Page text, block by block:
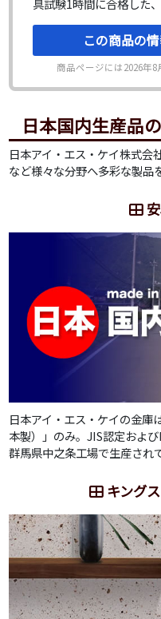
この商品の
商品ページには2026年8
日本国内生産品
日本アイ・エス・ケイ株式会
など様々な分野へ多彩な製品
日本アイ・エス・ケイの金庫
本製）」のみ。JIS認定およ
群馬県中之条工場で生産され
キング